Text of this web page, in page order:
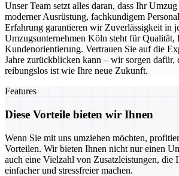
Unser Team setzt alles daran, dass Ihr
moderner Ausrüstung, fachkundigem
Erfahrung garantieren wir Zuverlässigkeit in
Umzugsunternehmen Köln steht für Qualität,
Kundenorientierung. Vertrauen Sie auf die
Jahre zurückblicken kann – wir sorgen dafür,
reibungslos ist wie Ihre neue Zukunft.
Features
Diese Vorteile bieten wir Ihnen
Wenn Sie mit uns umziehen möchten,
Vorteilen. Wir bieten Ihnen nicht nur einen
auch eine Vielzahl von Zusatzleistungen, die
einfacher und stressfreier machen.